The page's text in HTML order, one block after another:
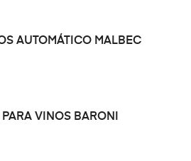
LEER MÁS
AUTOMÁTICO MALBEC
LEER MÁS
PARA VINOS BARONI